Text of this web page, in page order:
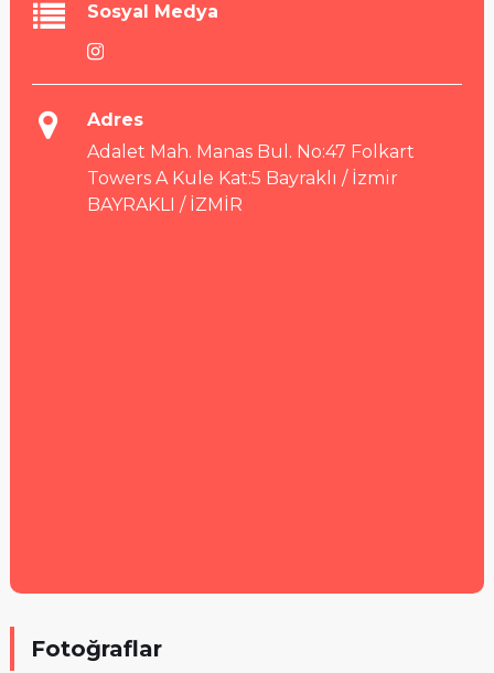
Sosyal Medya
Adres
Adalet Mah. Manas Bul. No:47 Folkart
Towers A Kule Kat:5 Bayraklı / İzmir
BAYRAKLI / İZMİR
Fotoğraflar